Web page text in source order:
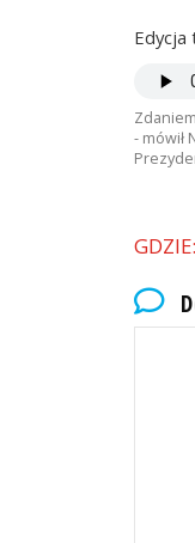
Edycja
- mówił